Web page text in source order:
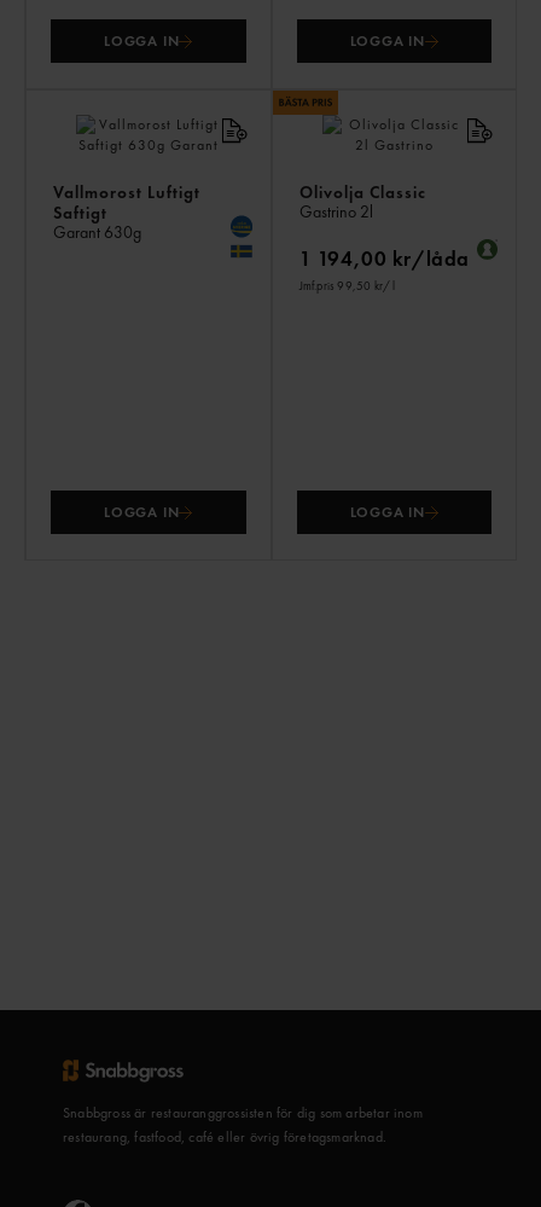
LOGGA IN LOGGA IN
Vallmorost Luftigt
Saftigt
Garant 630g
LOGGA IN
Olivolja Classic
Gastrino 2l
1 194,00 kr/låda
Jmf.pris 99,50 kr/ l
LOGGA IN
Snabbgross är restauranggrossisten för dig som arbetar inom
restaurang, fastfood, café eller övrig företagsmarknad.